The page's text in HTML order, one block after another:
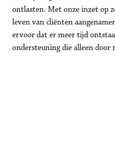
ontlasten. Met onze inzet op
leven van cliënten
ervoor dat er meer tijd
ondersteuning die alleen door